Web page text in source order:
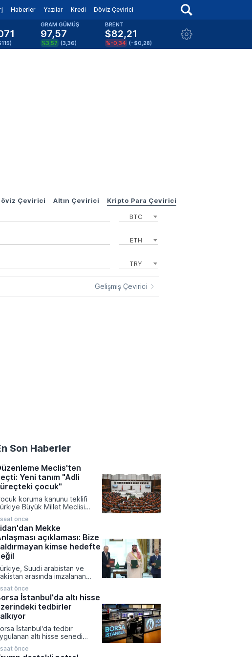
Haberler Yazılar Kredi Döviz Çevirici
)
GRAM GÜMÜŞ
97,57
%3,57 (3,36)
BRENT
$82,21
%-0,34 (-$0,28)
Çevirici Altın Çevirici Kripto Para Çevirici
BTC
ETH
TRY
Gelişmiş Çevirici
Son Haberler
Meclis'ten
Yeni tanım "Adli
çocuk"
koruma kanunu teklifi
Büyük Millet Meclisi
yasalaştı. Yasalaşan
düzenleme ile çocuk adalet
infaz süreçleri ve
korunmasına yönelik
değişiklikler hayata
saat önce
Mekke
açıklaması: Bize
kimse hedefte
Suudi arabistan ve
arasında imzalanan
dışişleri bakanı hakan
tarafından kamuoyuna
Bakan fidan, söz
askeri mutabakatın
yapısal olarak nato
kolektif savunmayı
5. maddesiyle aynı
olduğunu ifade etti.
saat önce
İstanbul'da altı hisse
tedbirler
İstanbul'da tedbir
altı hisse senedi
kademeli olarak
saat önce